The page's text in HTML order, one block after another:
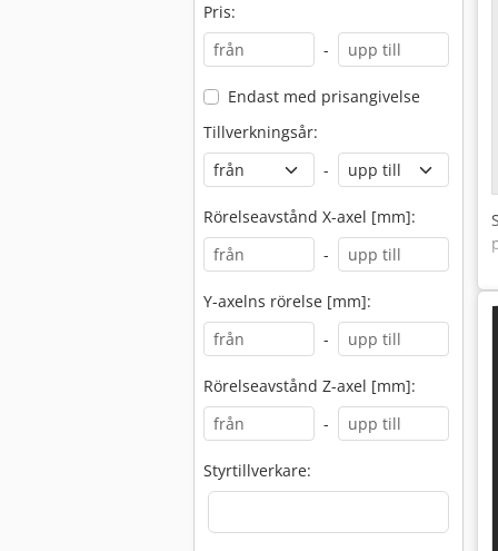
Pris:
-
Endast med prisangivelse
Tillverkningsår:
-
Rörelseavstånd X-axel [mm]:
-
Y-axelns rörelse [mm]:
-
Rörelseavstånd Z-axel [mm]:
-
Styrtillverkare: